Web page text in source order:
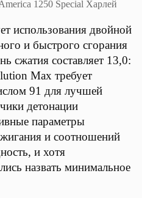
использования двойной
и быстрого сгорания
сжатия составляет 13,0:
Max требует
91 для лучшей
детонации
параметры
и соотношений
и хотя
назвать минимальное